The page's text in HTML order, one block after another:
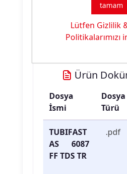
FF
Ürün
Dosya
İsmi
Dosya
Türü
TUBIFAST
AS 6087
FF TDS TR
.pdf
tamam
Lütfen Gizlilik
Politikalarımızı